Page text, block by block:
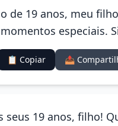
de 19 anos, meu
especiais.
📋 Copiar 📤
seus 19 anos, filho!